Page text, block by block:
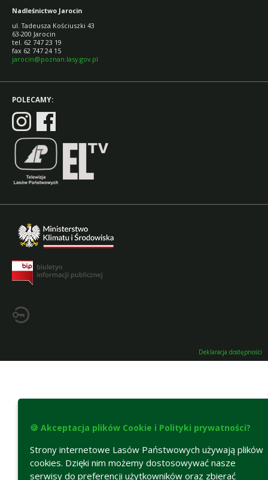
Nadleśnictwo Jarocin
ul. Tadeusza Kościuszki 43
63-200 Jarocin
tel. 62 747 23 19
fax 62 747 24 15
jarocin@poznan.lasy.gov.pl
POLECAMY:
Deklaracja dostępności
🍪 Akceptacja plików Cookie i Polityki prywatności?
Strony internetowe Lasów Państwowych używają plików
cookies. Dzięki nim możemy dostosowywać nasze
serwisy do preferencji użytkowników oraz zbierać